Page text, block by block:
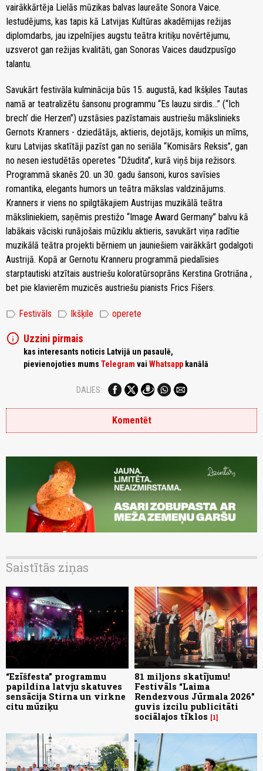
vairākkārtēja Lielās mūzikas balvas laureāte Sonora Vaice.
Iestudējums, kas tapis kā Latvijas Kultūras akadēmijas režijas
diplomdarbs, jau izpelnījies augstu teātra kritiķu novērtējumu,
uzsverot gan režijas kvalitāti, gan Sonoras Vaices daudzpusīgo
talantu.
Savukārt festivāla kulminācija būs 15. augustā, kad Ikšķiles Tautas
namā ar teatralizētu šansonu programmu “Es lauzu sirdis…” (“Ich
brech’ die Herzen”) uzstāsies pazīstamais austriešu mākslinieks
Gernots Kranners - dziedātājs, aktieris, dejotājs, komiķis un mīms,
kuru Latvijas skatītāji pazīst gan no seriāla “Komisārs Reksis”, gan
no nesen iestudētās operetes “Džudita”, kurā viņš bija režisors.
Programmā skanēs 20. un 30. gadu šansoni, kuros savīsies
romantika, elegants humors un teātra mākslas valdzinājums.
Kranners ir viens no spilgtākajiem Austrijas muzikālā teātra
māksliniekiem, saņēmis prestižo “Image Award Germany” balvu kā
labākais vāciski runājošais mūziklu aktieris, savukārt viņa radītie
muzikālā teātra projekti bērniem un jauniešiem vairākkārt godalgoti
Austrijā. Kopā ar Gernotu Kranneru programmā piedalīsies
starptautiski atzītais austriešu koloratūrsoprāns Kerstina Grotriāna ,
bet pie klavierēm muzicēs austriešu pianists Frics Fišers.
label Festivāls label Ikšķile label operete
info Uzzini pirmais
kas interesants noticis Latvijā un pasaulē,
pievienojoties mums Telegram vai Whatsapp kanālā
DALIES:
Komentēt
Saistītās ziņas
“Ezīšfesta” programmu
papildina latvju skatuves
sensācija Stirna un virkne
citu mūziķu
81 miljons skatījumu!
Festivāls “Laima
Rendezvous Jūrmala 2026”
guvis izcilu publicitāti
sociālajos tīklos
1